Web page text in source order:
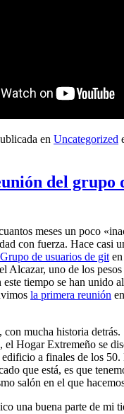
en Uncategorized
del grupo
meses un poco
con fuerza. Hace casi
Grupo de usuarios de git
Alcazar, uno de los
tiempo se han unido
la primera reunión
mucha historia
el Hogar Extremeño se
a finales de los
que está, es que
salón en el que
una buena parte de mi